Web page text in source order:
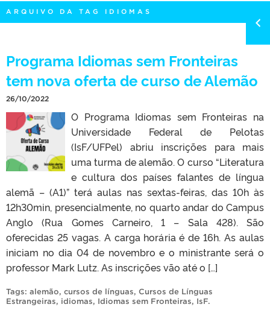
PORTARIAS
TELEFONES
ARQUIVO DA TAG IDIOMAS
Programa Idiomas sem Fronteiras
tem nova oferta de curso de Alemão
26/10/2022
O Programa Idiomas sem Fronteiras na
Universidade Federal de Pelotas
(IsF/UFPel) abriu inscrições para mais
uma turma de alemão. O curso “Literatura
e cultura dos países falantes de língua
alemã – (A1)” terá aulas nas sextas-feiras, das 10h às
12h30min, presencialmente, no quarto andar do Campus
Anglo (Rua Gomes Carneiro, 1 – Sala 428). São
oferecidas 25 vagas. A carga horária é de 16h. As aulas
iniciam no dia 04 de novembro e o ministrante será o
professor Mark Lutz. As inscrições vão até o […]
Tags: alemão, cursos de línguas, Cursos de Línguas
Estrangeiras, idiomas, Idiomas sem Fronteiras, IsF.